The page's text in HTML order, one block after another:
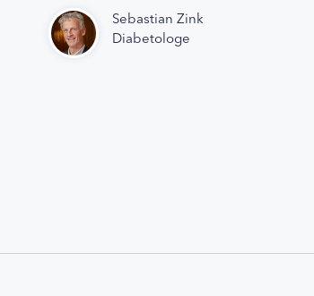
Sebastian Zink
Diabetologe